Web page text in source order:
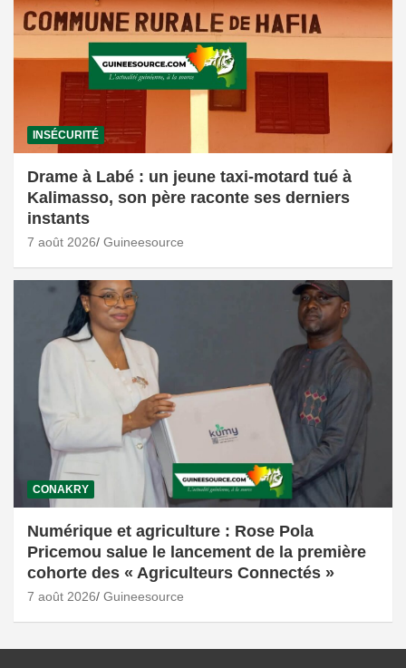
INSÉCURITÉ
Drame à Labé : un jeune taxi-motard tué à
Kalimasso, son père raconte ses derniers
instants
7 août 2026 Guineesource
CONAKRY
Numérique et agriculture : Rose Pola
Pricemou salue le lancement de la première
cohorte des « Agriculteurs Connectés »
7 août 2026 Guineesource